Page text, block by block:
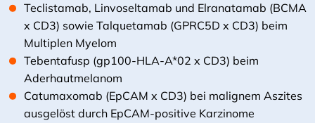
Teclistamab, Linvoseltamab und Elranatamab (BCMA
x CD3) sowie Talquetamab (GPRC5D x CD3) beim
Multiplen Myelom
Tebentafusp (gp100-HLA-A*02 x CD3) beim
Aderhautmelanom
Catumaxomab (EpCAM x CD3) bei malignem Aszites
ausgelöst durch EpCAM-positive Karzinome